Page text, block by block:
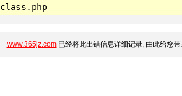
www.365jz.com已经将此出错信息详细记录, 由此给您